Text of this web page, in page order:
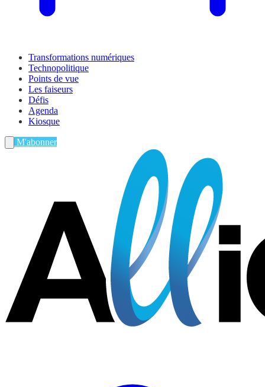
Transformations numériques
Technopolitique
Points de vue
Les faiseurs
Défis
Agenda
Kiosque
M'abonner